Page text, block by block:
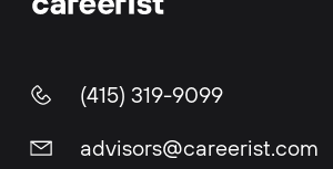
(415) 319-9099
advisors@careerist.com